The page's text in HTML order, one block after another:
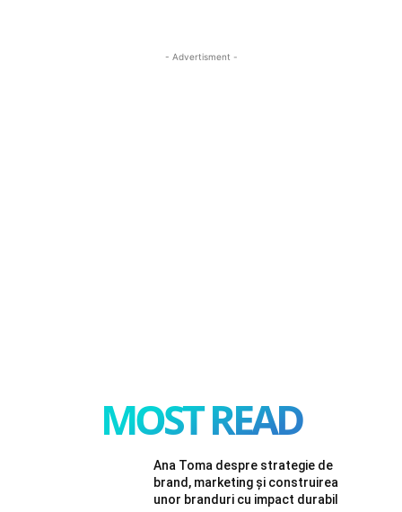
- Advertisment -
MOST READ
Ana Toma despre strategie de
brand, marketing și construirea
unor branduri cu impact durabil